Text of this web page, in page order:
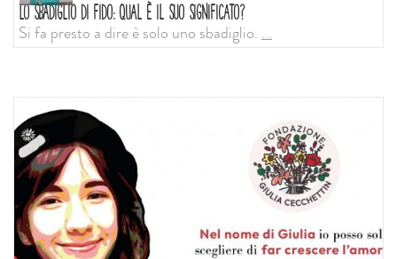
LO SBADIGLIO DI FIDO: QUAL È IL SUO SIGNIFICATO?
Si fa presto a dire è solo uno sbadiglio....